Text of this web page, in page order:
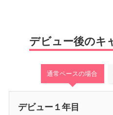
デビュー後のキ
通常ペースの場合
デビュー１年目